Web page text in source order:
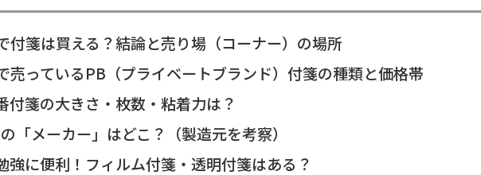
付箋は買える？結論と売り場（コーナー）の場所
売っているPB（プライベートブランド）付箋の種類と価格帯
付箋の大きさ・枚数・粘着力は？
「メーカー」はどこ？（製造元を考察）
強に便利！フィルム付箋・透明付箋はある？